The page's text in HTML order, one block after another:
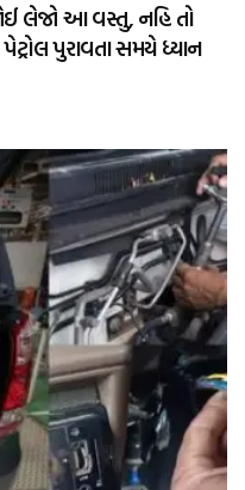
લેજો આ વસ્તુ, નહિ તો
પુરાવતા સમયે ધ્યાન